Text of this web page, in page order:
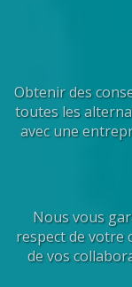
Obtenir des
toutes les
avec une
Nous vous
respect de votre
de vos